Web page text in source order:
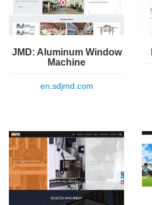
JMD: Aluminum Window
Machine
en.sdjmd.com